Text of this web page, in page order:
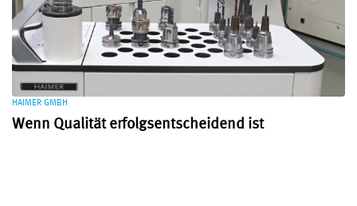
HAIMER GMBH
Wenn Qualität erfolgsentscheidend ist